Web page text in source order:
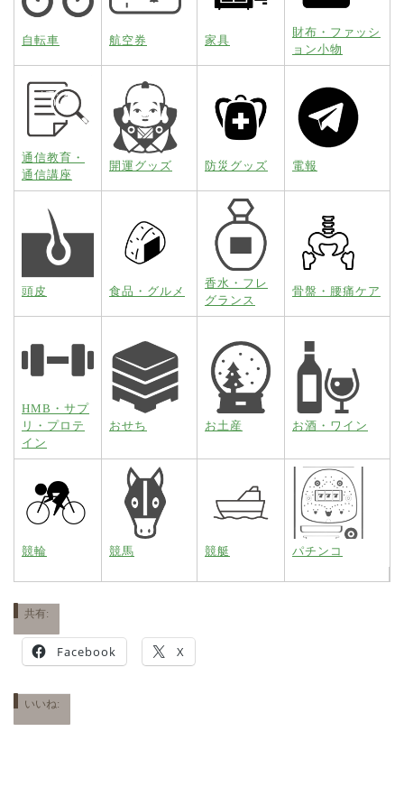
自転車 航空券 家具
財布・ファッシ
ョン小物
通信教育・
通信講座
開運グッズ 防災グッズ 電報
頭皮 食品・グルメ
香水・フレ
グランス
骨盤・腰痛ケア
HMB・サプ
リ・プロテ
イン
おせち お土産 お酒・ワイン
競輪 競馬 競艇 パチンコ
共有:
Facebook X
いいね: